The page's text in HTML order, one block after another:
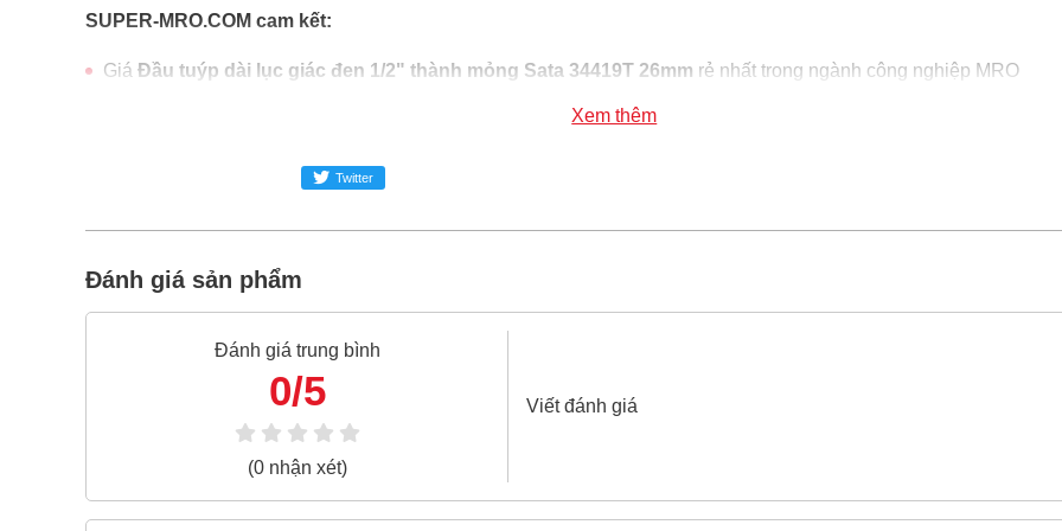
SUPER-MRO.COM cam kết:
Giá Đầu tuýp dài lục giác đen 1/2" thành mỏng Sata 34419T 26mm rẻ nhất trong ngành công nghiệp MRO
Đầu tuýp dài lục giác đen 1/2" thành mỏng Sata 34419T 26mm
Bao 1 đổi 1 trong 24 giờ
Nếu bạn cần thêm thông tin củaĐầu tuýp dài lục giác đen 1/2" thành mỏng Sata 34419T 26mmxin vui
hotline - 024.2224.8888
Xem thêm
Twitter
Đánh giá sản phẩm
Đánh giá trung bình
0/5
(0 nhận xét)
Viết đánh giá